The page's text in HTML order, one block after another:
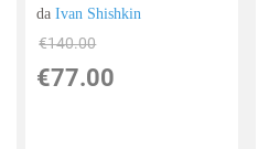
daIvan Shishkin
€140.00
€77.00